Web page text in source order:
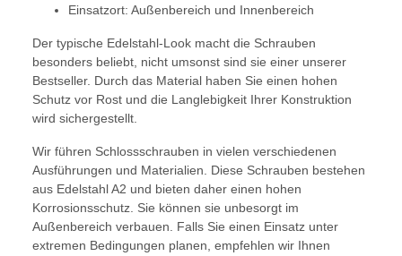
Einsatzort: Außenbereich und Innenbereich
Der typische Edelstahl-Look macht die Schrauben
besonders beliebt, nicht umsonst sind sie einer unserer
Bestseller. Durch das Material haben Sie einen hohen
Schutz vor Rost und die Langlebigkeit Ihrer Konstruktion
wird sichergestellt.
Wir führen Schlossschrauben in vielen verschiedenen
Ausführungen und Materialien. Diese Schrauben bestehen
aus Edelstahl A2 und bieten daher einen hohen
Korrosionsschutz. Sie können sie unbesorgt im
Außenbereich verbauen. Falls Sie einen Einsatz unter
extremen Bedingungen planen, empfehlen wir Ihnen